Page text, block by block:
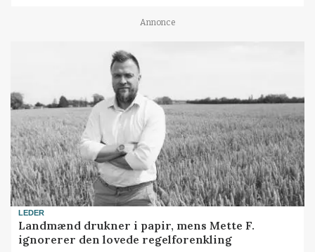
Annonce
LEDER
Landmænd drukner i papir, mens Mette F.
ignorerer den lovede regelforenkling